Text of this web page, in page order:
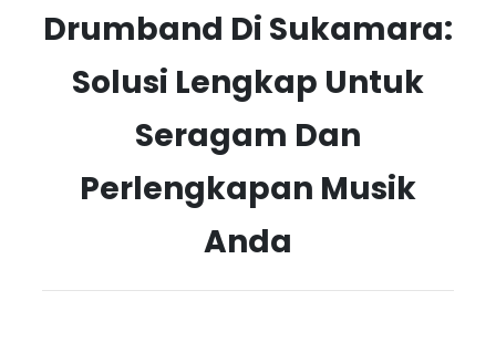
Drumband Di Sukamara:
Solusi Lengkap Untuk
Seragam Dan
Perlengkapan Musik
Anda